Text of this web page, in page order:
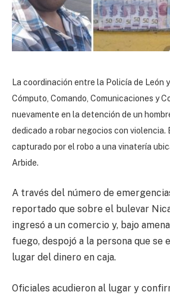
La coordinación entre la Policía de León
Cómputo, Comando, Comunicaciones y
nuevamente en la detención de un
dedicado a robar negocios con violencia.
capturado por el robo a una vinatería
Arbide.
A través del número de
reportado que sobre el bulevar
ingresó a un comercio y, bajo
fuego, despojó a la persona que se
lugar del dinero en caja.
Oficiales acudieron al lugar y